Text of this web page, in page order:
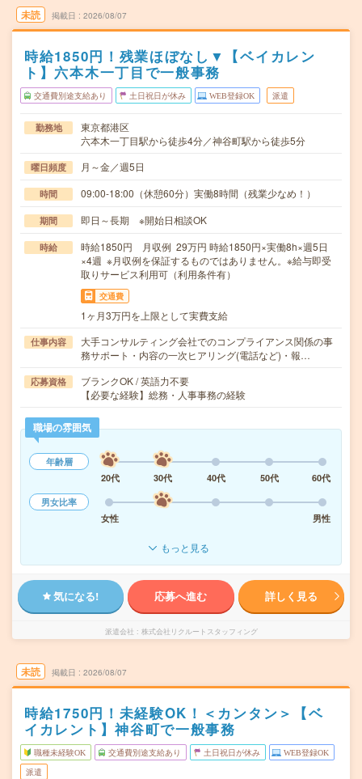
未読 掲載日 2026/08/07
時給1850円！残業ほぼなし▼【ベイカレン
ト】六本木一丁目で一般事務
交通費別途支給あり 土日祝日が休み WEB登録OK 派遣
勤務地
東京都港区
六本木一丁目駅から徒歩4分／神谷町駅から徒歩5分
曜日頻度 月～金／週5日
時間 09:00-18:00（休憩60分）実働8時間（残業少なめ！）
期間 即日～長期 ※開始日相談OK
時給
時給1850円 月収例 29万円 時給1850円×実働8h×週5日
×4週 ※月収例を保証するものではありません。※給与即受
取りサービス利用可（利用条件有）
交通費
1ヶ月3万円を上限として実費支給
仕事内容
大手コンサルティング会社でのコンプライアンス関係の事
務サポート・内容の一次ヒアリング(電話など)・報…
応募資格
ブランクOK / 英語力不要
【必要な経験】総務・人事事務の経験
職場の雰囲気
年齢層
20代
30代 40代 50代
60代
男女比率
女性
男性
もっと見る
気になる! 応募へ進む 詳しく見る
派遣会社 株式会社リクルートスタッフィング
未読 掲載日 2026/08/07
時給1750円！未経験OK！＜カンタン＞【ベ
イカレント】神谷町で一般事務
職種未経験OK 交通費別途支給あり 土日祝日が休み WEB登録OK
派遣